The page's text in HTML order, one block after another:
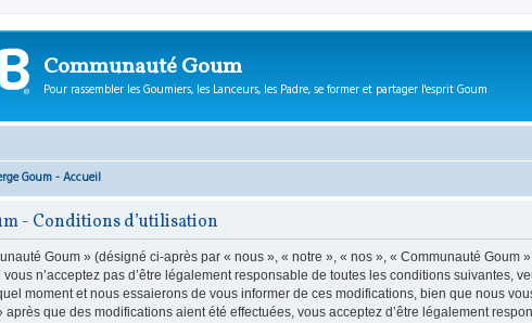
Communauté Goum
Pour rassembler les Goumiers, les Lanceurs, les Padre, se former et partager l'esprit Goum
Goum - Accueil
- Conditions d’utilisation
Goum » (désigné ci-après par « nous », « notre », « nos », « Communauté
n’acceptez pas d’être légalement responsable de toutes les conditions suivantes,
moment et nous essaierons de vous informer de ces modifications, bien que nous
après que des modifications aient été effectuées, vous acceptez d’être légalement